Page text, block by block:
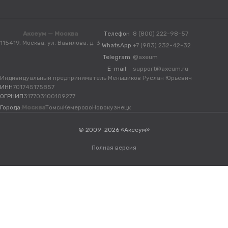
Аксеум — Москва
115419, Москва, ул. Вавилова, д. 3
Телефон 8 (800) 222-98-57
WhatsApp +7 (983) 232-42-32
Telegram @axeum
E-mail
support@axeum.ru
Индивидуальный предприниматель Меньшиков Руслан Юрьевич
ИНН701745175857
ОГРНИП317703100109277
Города: МоскваТомскКемеровоНовокузнецк
© 2009-2026 «Аксеум»
Полная версия